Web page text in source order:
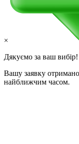
×
Дякуємо за ваш вибір!
Вашу заявку
найближчим часом.